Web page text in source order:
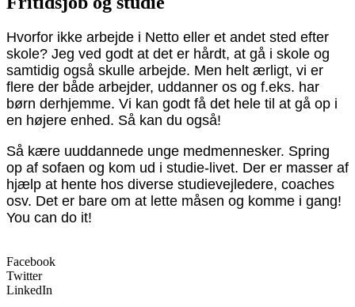
Hvorfor ikke arbejde i Netto eller et andet sted efter
skole? Jeg ved godt at det er hårdt, at gå i skole og
samtidig også skulle arbejde. Men helt ærligt, vi er
flere der både arbejder, uddanner os og f.eks. har
børn derhjemme. Vi kan godt få det hele til at gå op i
en højere enhed. Så kan du også!
Så kære uuddannede unge medmennesker. Spring
op af sofaen og kom ud i studie-livet. Der er masser af
hjælp at hente hos diverse studievejledere, coaches
osv. Det er bare om at lette måsen og komme i gang!
You can do it!
Facebook
Twitter
LinkedIn